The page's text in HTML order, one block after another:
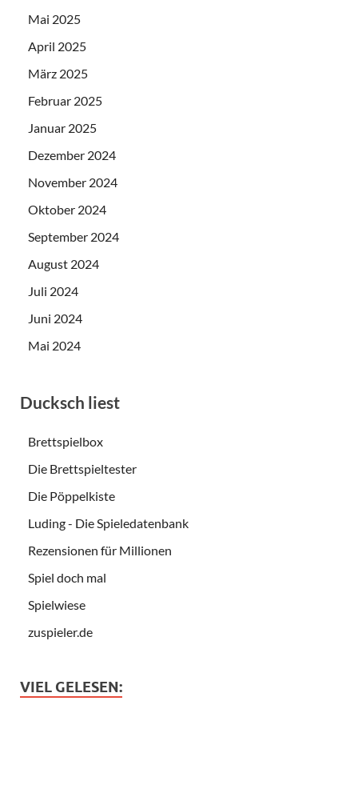
Mai 2025
April 2025
März 2025
Februar 2025
Januar 2025
Dezember 2024
November 2024
Oktober 2024
September 2024
August 2024
Juli 2024
Juni 2024
Mai 2024
Ducksch liest
Brettspielbox
Die Brettspieltester
Die Pöppelkiste
Luding - Die Spieledatenbank
Rezensionen für Millionen
Spiel doch mal
Spielwiese
zuspieler.de
VIEL GELESEN: